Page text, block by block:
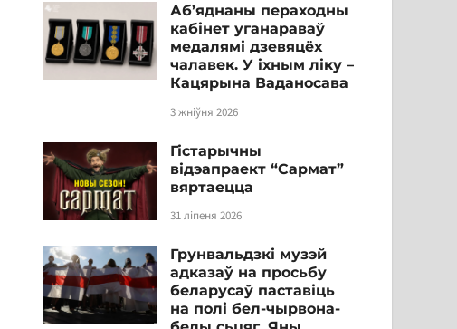
Аб’яднаны пераходны
кабінет уганараваў
медалямі дзевяцёх
чалавек. У іхным ліку –
Кацярына Ваданосава
3 жніўня 2026
Гістарычны
відэапраект “Сармат”
вяртаецца
31 ліпеня 2026
Грунвальдзкі музэй
адказаў на просьбу
беларусаў паставіць
на полі бел-чырвона-